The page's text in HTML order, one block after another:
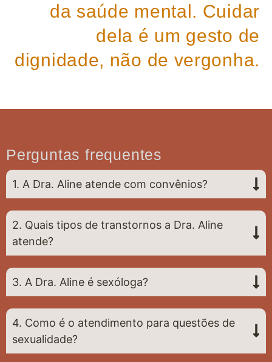
da saúde mental. Cuidar
dela é um gesto de
dignidade, não de vergonha.
Perguntas frequentes
1. A Dra. Aline atende com convênios?
2. Quais tipos de transtornos a Dra. Aline
atende?
3. A Dra. Aline é sexóloga?
4. Como é o atendimento para questões de
sexualidade?